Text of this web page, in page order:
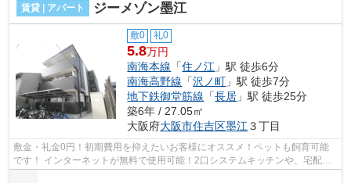
賃貸 | アパート ジーメゾン墨江
敷0 礼0
5.8万円
南海本線 「住ノ江 」駅 徒歩6分
南海高野線 「沢ノ町 」駅 徒歩7分
地下鉄御堂筋線 「長居 」駅 徒歩25分
築6年 / 27.05㎡
大阪府大阪市住吉区墨江３丁目
敷金・礼金0円！初期費用を抑えたいお客様にオススメ！ペットも飼育可能
です！ インターネットが無料で使用可能！2口システムキッチンや、宅配ボ